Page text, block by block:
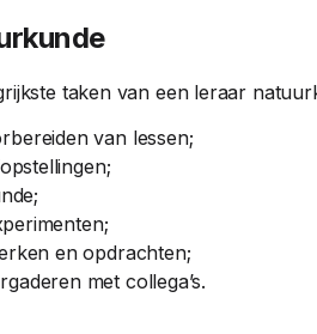
taken van een leraar
van lessen;
en opdrachten;
met collega’s.